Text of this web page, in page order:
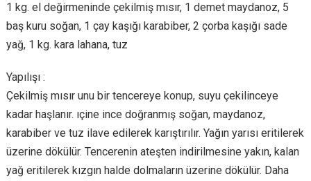
1 kg. el değirmeninde çekilmiş mısır, 1 demet maydanoz, 5
baş kuru soğan, 1 çay kaşığı karabiber, 2 çorba kaşığı sade
yağ, 1 kg. kara lahana, tuz
Yapılışı :
Çekilmiş mısır unu bir tencereye konup, suyu çekilinceye
kadar haşlanır. ıçine ince doğranmış soğan, maydanoz,
karabiber ve tuz ilave edilerek karıştırılır. Yağın yarısı eritilerek
üzerine dökülür. Tencerenin ateşten indirilmesine yakın, kalan
yağ eritilerek kızgın halde dolmaların üzerine dökülür. Daha